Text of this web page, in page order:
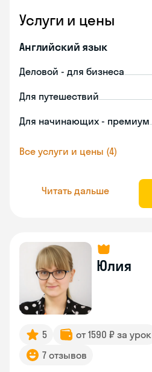
Услуги и цены
Английский язык
Деловой - для бизнеса
Для путешествий
Для начинающих - премиум
Все услуги и цены (4)
Читать дальше
Юлия
5 от 1590 ₽ за урок
7 отзывов